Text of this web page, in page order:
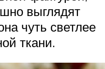
выглядят
чуть светлее
ткани.